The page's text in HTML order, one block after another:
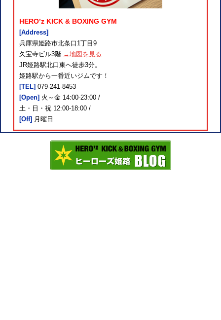
HERO’z KICK & BOXING GYM
[Address]
兵庫県姫路市北条口1丁目9
久宝寺ビル3階 →地図を見る
JR姫路駅北口東へ徒歩3分。
姫路駅から一番近いジムです！
[TEL] 079-241-8453
[Open] 火～金 14:00-23:00 /
土・日・祝 12:00-18:00 /
[Off] 月曜日